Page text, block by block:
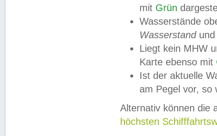
mit Grün
Wasserstände
Wasserstandund
Liegt kein MHW
Karte ebenso mit
Ist der aktuelle
am Pegel vor,
Alternativ können die
höchsten